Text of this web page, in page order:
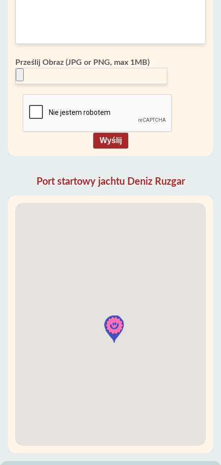
Prześlij Obraz (JPG or PNG, max 1MB)
Wyślij
Port startowy jachtu Deniz Ruzgar